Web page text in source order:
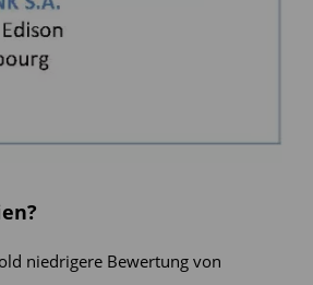
niedrigere Bewertung von